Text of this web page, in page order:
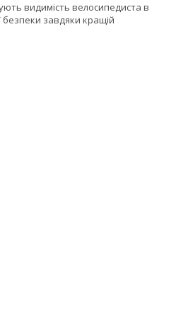
видимість велосипедиста в
завдяки кращій